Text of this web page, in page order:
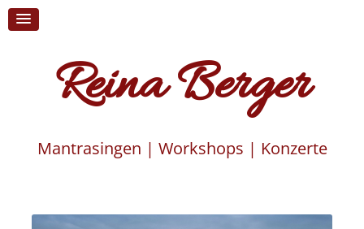
Reina Berger
Mantrasingen | Workshops | Konzerte
content